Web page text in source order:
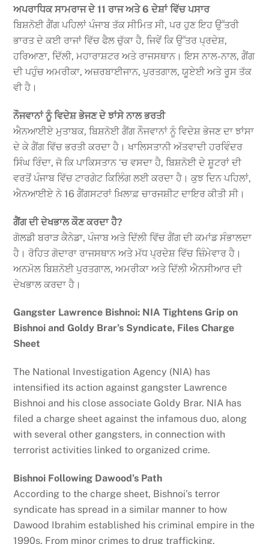
ਅਪਰਾਧਿਕ ਸਾਮਰਾਜ ਦੇ 11 ਰਾਜ ਅਤੇ 6 ਦੇਸ਼ਾਂ ਵਿੱਚ ਪਸਾਰ
ਬਿਸ਼ਨੋਈ ਗੈਂਗ ਪਹਿਲਾਂ ਪੰਜਾਬ ਤੱਕ ਸੀਮਿਤ ਸੀ, ਪਰ ਹੁਣ ਇਹ ਉੱਤਰੀ
ਭਾਰਤ ਦੇ ਕਈ ਰਾਜਾਂ ਵਿੱਚ ਫੈਲ ਚੁੱਕਾ ਹੈ, ਜਿਵੇਂ ਕਿ ਉੱਤਰ ਪ੍ਰਦੇਸ਼,
ਹਰਿਆਣਾ, ਦਿੱਲੀ, ਮਹਾਰਾਸ਼ਟਰ ਅਤੇ ਰਾਜਸਥਾਨ। ਇਸ ਨਾਲ-ਨਾਲ, ਗੈਂਗ
ਦੀ ਪਹੁੰਚ ਅਮਰੀਕਾ, ਅਜ਼ਰਬਾਈਜਾਨ, ਪੁਰਤਗਾਲ, ਯੂਏਈ ਅਤੇ ਰੂਸ ਤੱਕ
ਵੀ ਹੈ।
ਨੌਜਵਾਨਾਂ ਨੂੰ ਵਿਦੇਸ਼ ਭੇਜਣ ਦੇ ਝਾਂਸੇ ਨਾਲ ਭਰਤੀ
ਐਨਆਈਏ ਮੁਤਾਬਕ, ਬਿਸ਼ਨੋਈ ਗੈਂਗ ਨੌਜਵਾਨਾਂ ਨੂੰ ਵਿਦੇਸ਼ ਭੇਜਣ ਦਾ ਝਾਂਸਾ
ਦੇ ਕੇ ਗੈਂਗ ਵਿੱਚ ਭਰਤੀ ਕਰਦਾ ਹੈ। ਖਾਲਿਸਤਾਨੀ ਅੱਤਵਾਦੀ ਹਰਵਿੰਦਰ
ਸਿੰਘ ਰਿੰਦਾ, ਜੋ ਕਿ ਪਾਕਿਸਤਾਨ ‘ਚ ਵਸਦਾ ਹੈ, ਬਿਸ਼ਨੋਈ ਦੇ ਸ਼ੂਟਰਾਂ ਦੀ
ਵਰਤੋਂ ਪੰਜਾਬ ਵਿੱਚ ਟਾਰਗੇਟ ਕਿਲਿੰਗ ਲਈ ਕਰਦਾ ਹੈ। ਕੁਝ ਦਿਨ ਪਹਿਲਾਂ,
ਐਨਆਈਏ ਨੇ 16 ਗੈਂਗਸਟਰਾਂ ਖ਼ਿਲਾਫ਼ ਚਾਰਜਸ਼ੀਟ ਦਾਇਰ ਕੀਤੀ ਸੀ।
ਗੈਂਗ ਦੀ ਦੇਖਭਾਲ ਕੌਣ ਕਰਦਾ ਹੈ?
ਗੋਲਡੀ ਬਰਾੜ ਕੈਨੇਡਾ, ਪੰਜਾਬ ਅਤੇ ਦਿੱਲੀ ਵਿੱਚ ਗੈਂਗ ਦੀ ਕਮਾਂਡ ਸੰਭਾਲਦਾ
ਹੈ। ਰੋਹਿਤ ਗੋਦਾਰਾ ਰਾਜਸਥਾਨ ਅਤੇ ਮੱਧ ਪ੍ਰਦੇਸ਼ ਵਿੱਚ ਜ਼ਿੰਮੇਵਾਰ ਹੈ।
ਅਨਮੋਲ ਬਿਸ਼ਨੋਈ ਪੁਰਤਗਾਲ, ਅਮਰੀਕਾ ਅਤੇ ਦਿੱਲੀ ਐਨਸੀਆਰ ਦੀ
ਦੇਖਭਾਲ ਕਰਦਾ ਹੈ।
Gangster Lawrence Bishnoi: NIA Tightens Grip on
Bishnoi and Goldy Brar’s Syndicate, Files Charge
Sheet
The National Investigation Agency (NIA) has
intensified its action against gangster Lawrence
Bishnoi and his close associate Goldy Brar. NIA has
filed a charge sheet against the infamous duo, along
with several other gangsters, in connection with
terrorist activities linked to organized crime.
Bishnoi Following Dawood’s Path
According to the charge sheet, Bishnoi’s terror
syndicate has spread in a similar manner to how
Dawood Ibrahim established his criminal empire in the
1990s. From minor crimes to drug trafficking,